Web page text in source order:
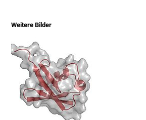
Weitere Bilder